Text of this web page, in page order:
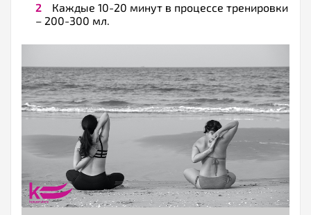
Каждые 10-20 минут в процессе тренировки
– 200-300 мл.